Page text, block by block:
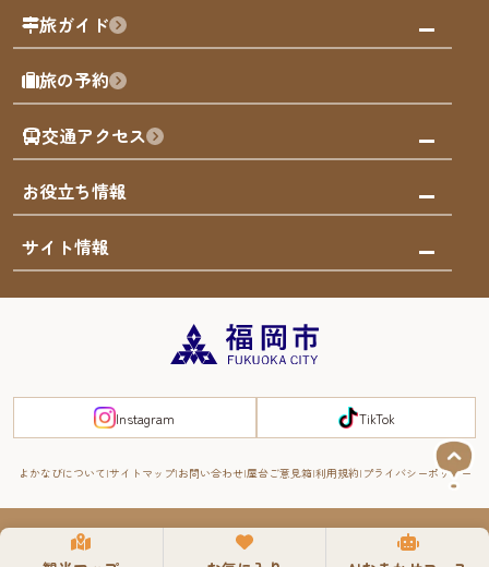
福岡を楽しむ
福岡のアート
福岡のナイトタイム
福岡の歴史・文化
サステナブルツーリズム
福岡検定
よかなび音声ガイド
FUKUOKA EAST&WEST COAST
周遊する
観る・遊ぶ
屋台
買う
体験
泊まる
旅ガイド
モデルコース
AIおまかせコース
オリジナルプラン
みんなの旅行記
旅の予約
交通アクセス
市内交通ガイド
お得なチケット
お役立ち情報
お知らせ
災害情報
サイト情報
まち歩き・体験プログラム掲載申込
Instagram TikTok
よかなびについて サイトマップ お問い合わせ 屋台ご意見箱 利用規約 プライバシーポリシー
© 2008-2025 YOKANAVI All Rights Reserved.